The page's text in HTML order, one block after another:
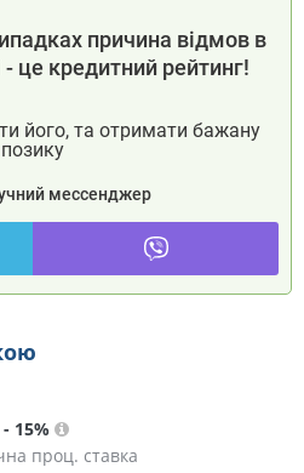
причина відмов в
- це кредитний рейтинг!
його, та отримати бажану
позику
мессенджер
- 15%
проц. ставка